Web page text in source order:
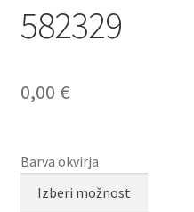
582329
0,00 €
Barva okvirja